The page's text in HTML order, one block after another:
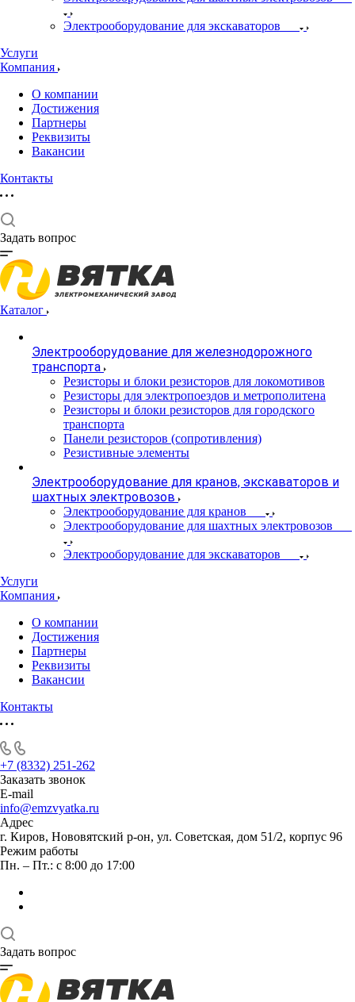
Электрооборудование для экскаваторов
Услуги
Компания
О компании
Достижения
Партнеры
Реквизиты
Вакансии
Контакты
Задать вопрос
Каталог
Электрооборудование для железнодорожного
транспорта
Резисторы и блоки резисторов для локомотивов
Резисторы для электропоездов и метрополитена
Резисторы и блоки резисторов для городского
транспорта
Панели резисторов (сопротивления)
Резистивные элементы
Электрооборудование для кранов, экскаваторов и
шахтных электровозов
Электрооборудование для кранов
Электрооборудование для шахтных электровозов
Электрооборудование для экскаваторов
Услуги
Компания
О компании
Достижения
Партнеры
Реквизиты
Вакансии
Контакты
+7 (8332) 251-262
Заказать звонок
E-mail
info@emzvyatka.ru
Адрес
г. Киров, Нововятский р-он, ул. Советская, дом 51/2, корпус 96
Режим работы
Пн. – Пт.: с 8:00 до 17:00
Задать вопрос